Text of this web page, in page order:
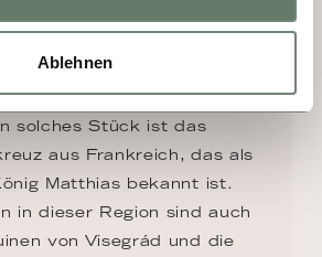
Ablehnen
und ausgestellt und
Meisterwerke von
und historischem Wert
solches Stück ist das
aus Frankreich, das als
Matthias bekannt ist.
in dieser Region sind auch
von Visegrád und die